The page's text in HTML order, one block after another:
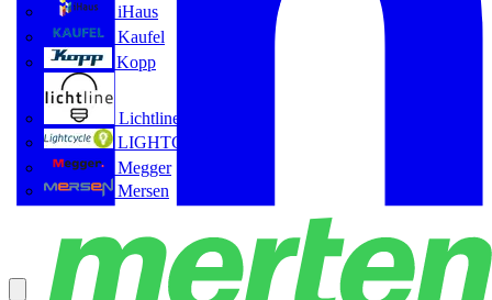
iHaus
Kaufel
Kopp
Lichtline
LIGHTCYCLE
Megger
Mersen